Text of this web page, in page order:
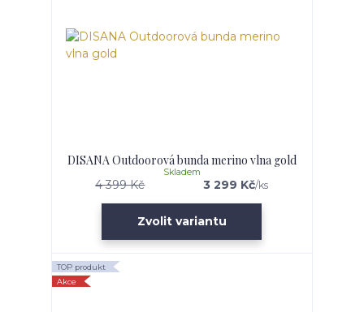
DISANA Outdoorová bunda merino vlna gold
4 399 Kč 3 299 Kč/ks
Skladem
Zvolit variantu
TOP produkt
Akce